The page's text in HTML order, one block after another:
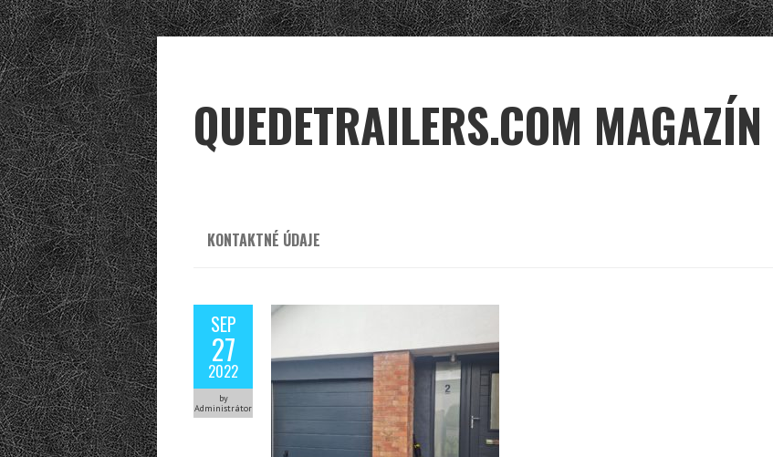
QUEDETRAILERS.COM MAGAZÍN
KONTAKTNÉ ÚDAJE
SEP
27
2022
by
Administrátor